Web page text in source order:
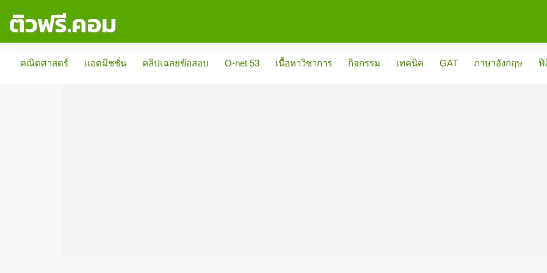
ติวฟรี.คอม
คณิตศาสตร์
แอดมิชชั่น คลิปเฉลยข้อสอบ O-net 53 เนื้อหาวิชาการ กิจกรรม เทคนิค GAT ภาษาอังกฤษ ฟิ